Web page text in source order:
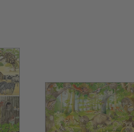
Bild vergrößern